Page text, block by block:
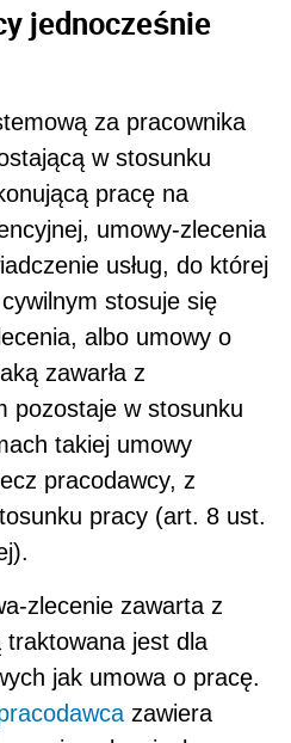
albo umowy o
zawarła z
pozostaje w stosunku
takiej umowy
pracodawcy, z
pracy (art. 8 ust.
zlecenie zawarta z
traktowana jest dla
jak umowa o pracę.
pracodawca
więc obowiązkowo
rentowym,
oraz
Podstawę
społeczne
łączny przychód
o prace i umowy-
że składki na
i zdrowotne należy